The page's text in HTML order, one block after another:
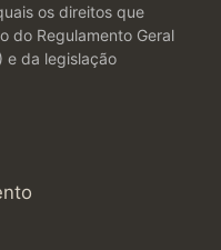
os direitos que
do Regulamento Geral
e da legislação